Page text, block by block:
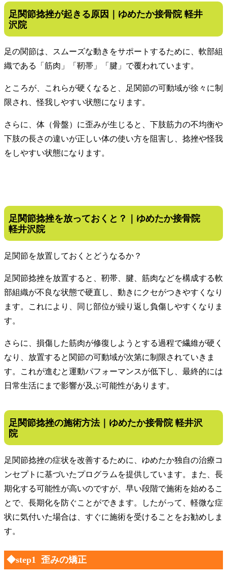
足関節捻挫が起きる原因｜ゆめたか接骨院 軽井
沢院
足の関節は、スムーズな動きをサポートするために、軟部組
織である「筋肉」「靭帯」「腱」で覆われています。
ところが、これらが硬くなると、足関節の可動域が徐々に制
限され、怪我しやすい状態になります。
さらに、体（骨盤）に歪みが生じると、下肢筋力の不均衡や
下肢の長さの違いが正しい体の使い方を阻害し、捻挫や怪我
をしやすい状態になります。
足関節捻挫を放っておくと？｜ゆめたか接骨院
軽井沢院
足関節を放置しておくとどうなるか？
足関節捻挫を放置すると、靭帯、腱、筋肉などを構成する軟
部組織が不良な状態で硬直し、動きにクセがつきやすくなり
ます。これにより、同じ部位が繰り返し負傷しやすくなりま
す。
さらに、損傷した筋肉が修復しようとする過程で繊維が硬く
なり、放置すると関節の可動域が次第に制限されていきま
す。これが進むと運動パフォーマンスが低下し、最終的には
日常生活にまで影響が及ぶ可能性があります。
足関節捻挫の施術方法｜ゆめたか接骨院 軽井沢
院
足関節捻挫の症状を改善するために、ゆめたか独自の治療コ
ンセプトに基づいたプログラムを提供しています。また、長
期化する可能性が高いのですが、早い段階で施術を始めるこ
とで、長期化を防ぐことができます。したがって、軽微な症
状に気付いた場合は、すぐに施術を受けることをお勧めしま
す。
◆step1 歪みの矯正